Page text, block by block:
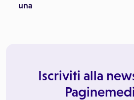
una
Iscriviti alla